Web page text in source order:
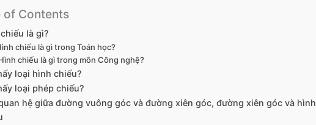
of Contents
là gì?
chiếu là gì trong Toán học?
chiếu là gì trong môn Công nghệ?
loại hình chiếu?
loại phép chiếu?
hệ giữa đường vuông góc và đường xiên góc, đường xiên góc và hình